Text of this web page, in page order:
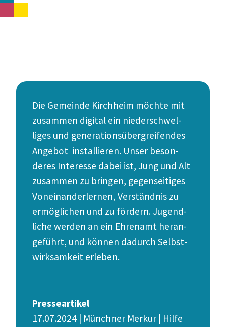
Die Gemeinde Kirchheim möchte mit
zusammen digital ein nieder­schwel­
liges und genera­ti­ons­über­grei­fendes
Angebot instal­lieren. Unser beson­
deres Interesse dabei ist, Jung und Alt
zusammen zu bringen, gegen­sei­tiges
Vonein­an­der­lernen, Verständnis zu
ermög­lichen und zu fördern. Jugend­
liche werden an ein Ehrenamt heran­
ge­führt, und können dadurch Selbst­
wirk­samkeit erleben.
Presseartikel
17.07.2024 | Münchner Merkur | Hilfe